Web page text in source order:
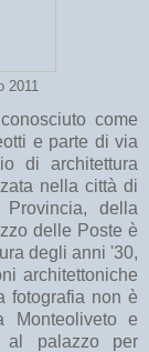
2011
come
e parte di via
di architettura
nella città di
della
delle Poste è
degli anni '30,
architettoniche
fotografia non è
e
al palazzo per